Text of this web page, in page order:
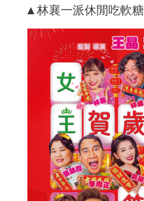
▲林襄一派休閒吃軟糖